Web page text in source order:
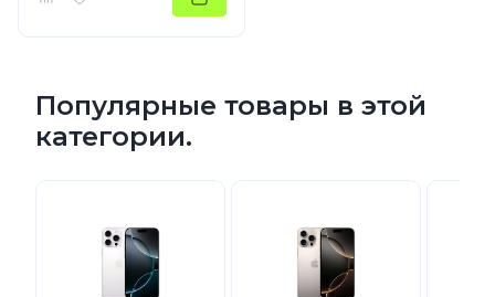
Популярные товары в этой
категории.